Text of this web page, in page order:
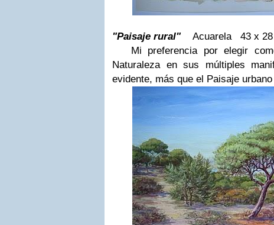
"Paisaje rural"Acuarela 43 x 28
Mi preferencia por elegir
Naturaleza en sus múltiples
evidente, más que el Paisaje urbano